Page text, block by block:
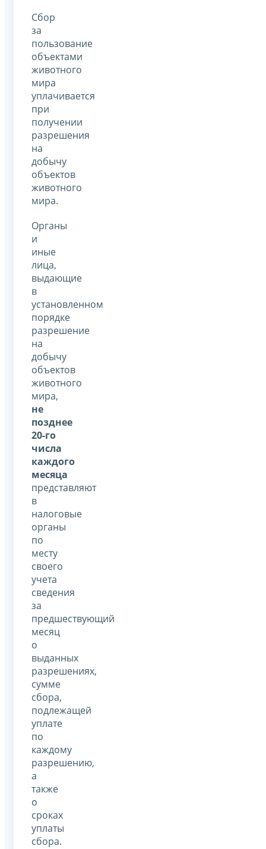
Сбор
за
пользование
объектами
животного
мира
уплачивается
при
получении
разрешения
на
добычу
объектов
животного
мира.
Органы
и
иные
лица,
выдающие
в
установленном
порядке
разрешение
на
добычу
объектов
животного
мира,
не
позднее
20-го
числа
каждого
месяца
представляют
в
налоговые
органы
по
месту
своего
учета
сведения
за
предшествующий
месяц
о
выданных
разрешениях,
сумме
сбора,
подлежащей
уплате
по
каждому
разрешению,
а
также
о
сроках
уплаты
сбора.